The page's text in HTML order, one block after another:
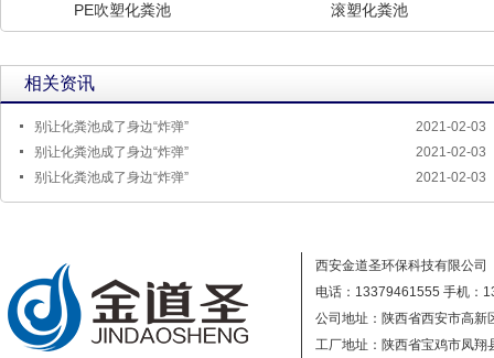
PE吹塑化粪池 滚塑化粪池
相关资讯
2021-02-03
别让化粪池成了身边“炸弹”
2021-02-03
别让化粪池成了身边“炸弹”
2021-02-03
别让化粪池成了身边“炸弹”
西安金道圣环保科技有限公司
电话：13379461555 手机：
公司地址：陕西省西安市高
工厂地址：陕西省宝鸡市凤翔